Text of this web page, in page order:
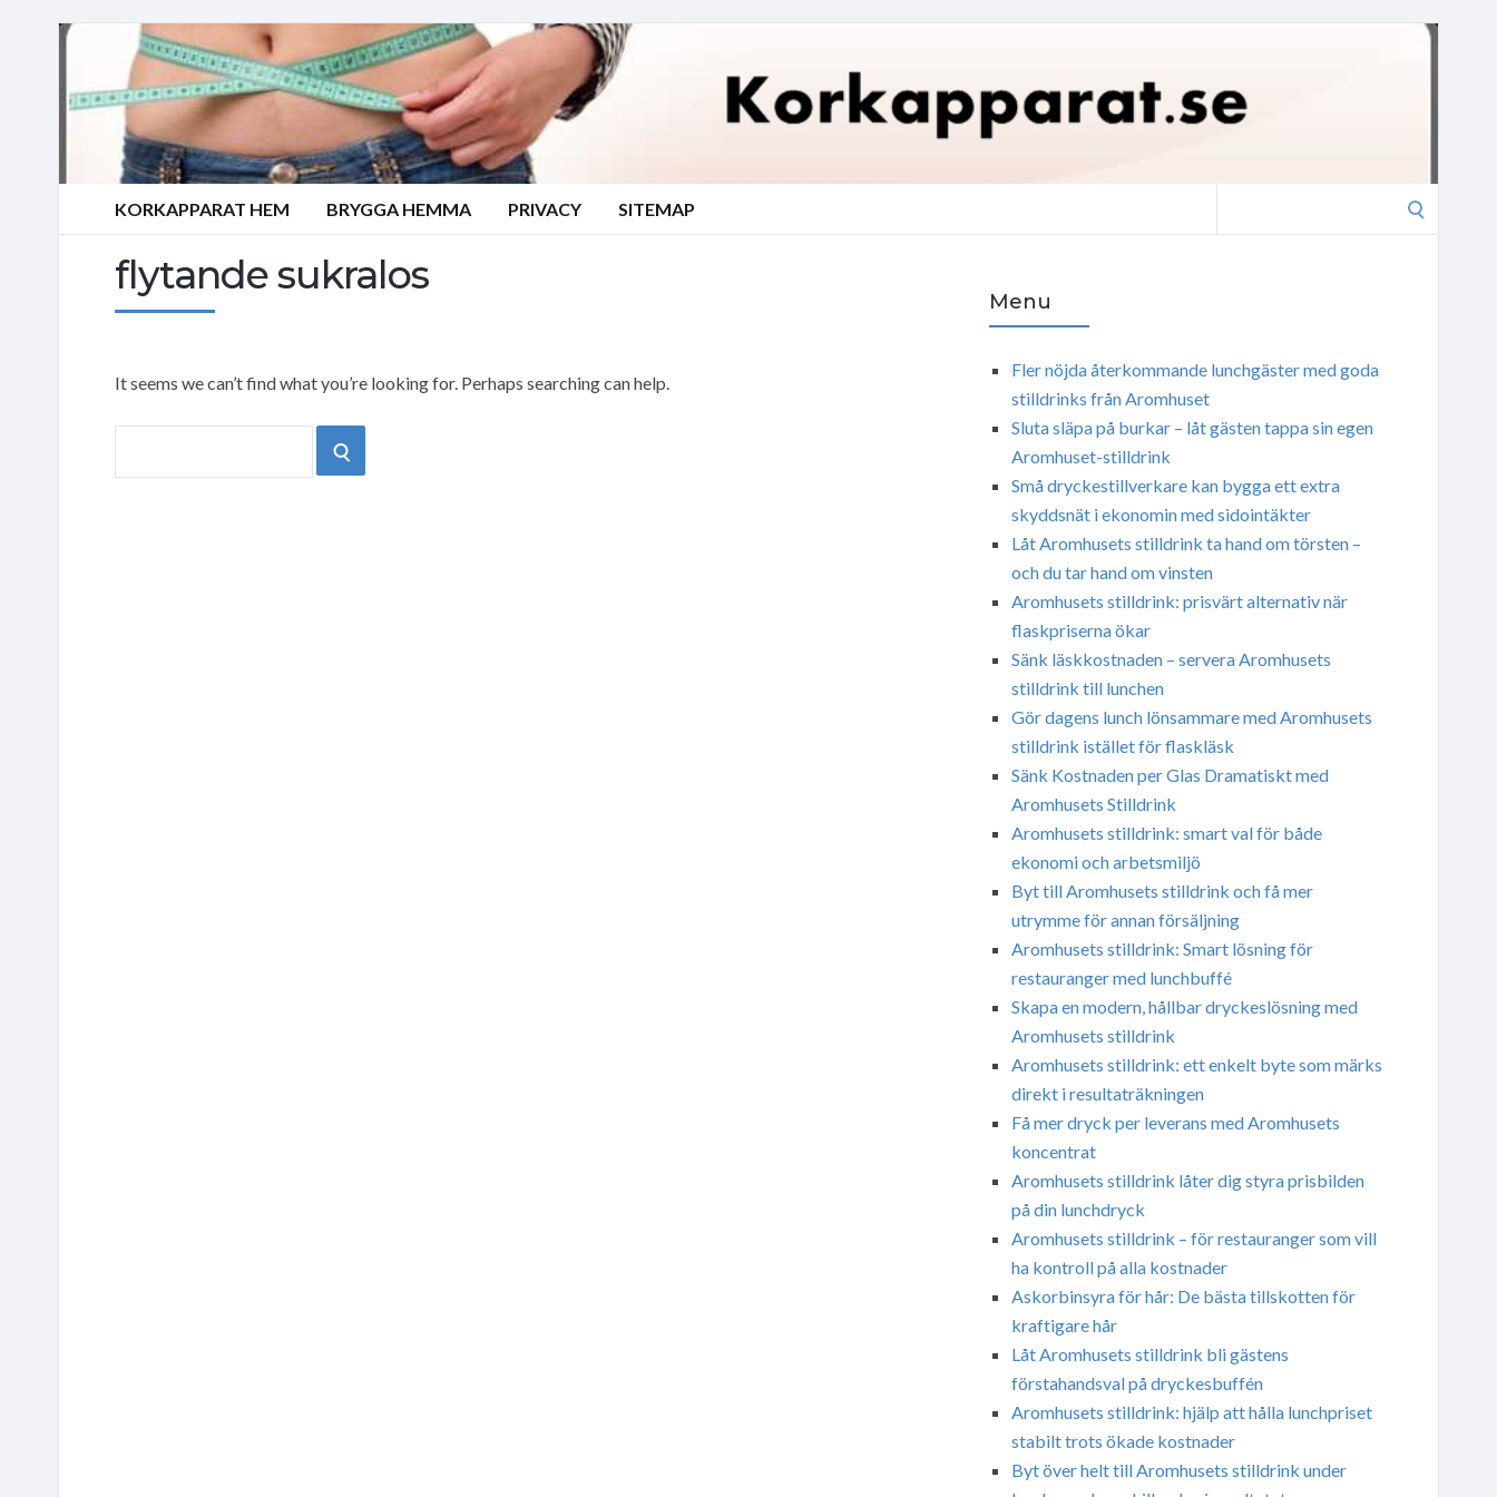
KORKAPPARAT HEM BRYGGA HEMMA PRIVACY SITEMAP
flytande sukralos
It seems we can’t find what you’re looking for. Perhaps searching can help.
SEARCH
Menu
Fler nöjda återkommande lunchgäster med goda
stilldrinks från Aromhuset
Sluta släpa på burkar – låt gästen tappa sin egen
Aromhuset-stilldrink
Små dryckestillverkare kan bygga ett extra
skyddsnät i ekonomin med sidointäkter
Låt Aromhusets stilldrink ta hand om törsten –
och du tar hand om vinsten
Aromhusets stilldrink: prisvärt alternativ när
flaskpriserna ökar
Sänk läskkostnaden – servera Aromhusets
stilldrink till lunchen
Gör dagens lunch lönsammare med Aromhusets
stilldrink istället för flaskläsk
Sänk Kostnaden per Glas Dramatiskt med
Aromhusets Stilldrink
Aromhusets stilldrink: smart val för både
ekonomi och arbetsmiljö
Byt till Aromhusets stilldrink och få mer
utrymme för annan försäljning
Aromhusets stilldrink: Smart lösning för
restauranger med lunchbuffé
Skapa en modern, hållbar dryckeslösning med
Aromhusets stilldrink
Aromhusets stilldrink: ett enkelt byte som märks
direkt i resultaträkningen
Få mer dryck per leverans med Aromhusets
koncentrat
Aromhusets stilldrink låter dig styra prisbilden
på din lunchdryck
Aromhusets stilldrink – för restauranger som vill
ha kontroll på alla kostnader
Askorbinsyra för hår: De bästa tillskotten för
kraftigare hår
Låt Aromhusets stilldrink bli gästens
förstahandsval på dryckesbuffén
Aromhusets stilldrink: hjälp att hålla lunchpriset
stabilt trots ökade kostnader
Byt över helt till Aromhusets stilldrink under